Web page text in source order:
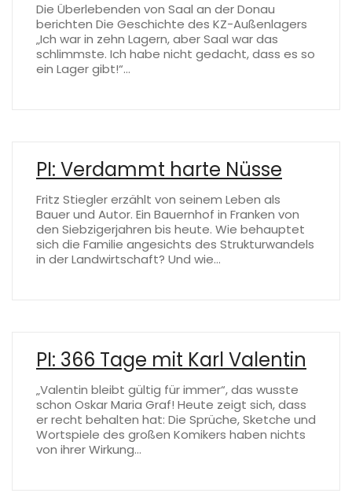
Die Überlebenden von Saal an der Donau
berichten Die Geschichte des KZ-Außenlagers
„Ich war in zehn Lagern, aber Saal war das
schlimmste. Ich habe nicht gedacht, dass es so
ein Lager gibt!“…
PI: Verdammt harte Nüsse
Fritz Stiegler erzählt von seinem Leben als
Bauer und Autor. Ein Bauernhof in Franken von
den Siebzigerjahren bis heute. Wie behauptet
sich die Familie angesichts des Strukturwandels
in der Landwirtschaft? Und wie…
PI: 366 Tage mit Karl Valentin
„Valentin bleibt gültig für immer“, das wusste
schon Oskar Maria Graf! Heute zeigt sich, dass
er recht behalten hat: Die Sprüche, Sketche und
Wortspiele des großen Komikers haben nichts
von ihrer Wirkung…